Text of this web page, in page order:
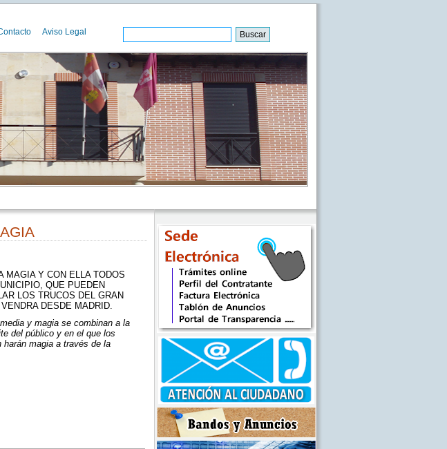
Aviso Legal
MAGIA Y CON ELLA TODOS
QUE PUEDEN
LOS TRUCOS DEL GRAN
DESDE MADRID.
y magia se combinan a la
del público y en el que los
harán magia a través de la